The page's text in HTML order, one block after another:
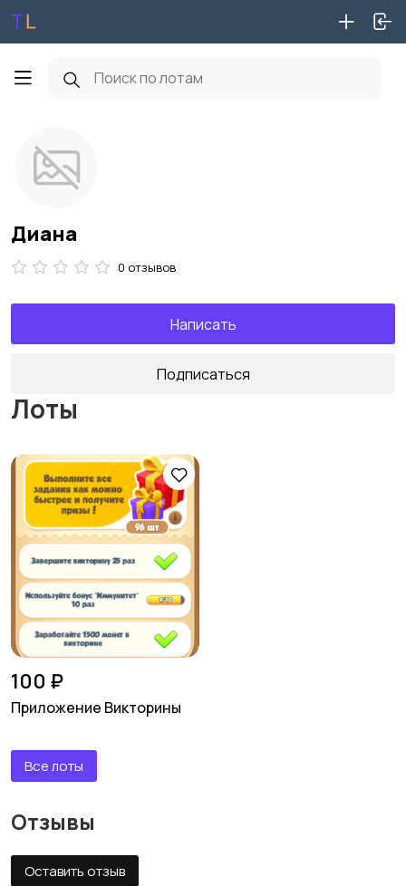
Диана
0 отзывов
Написать
Подписаться
Лоты
100 ₽
Приложение Викторины
Все лоты
Отзывы
Оставить отзыв